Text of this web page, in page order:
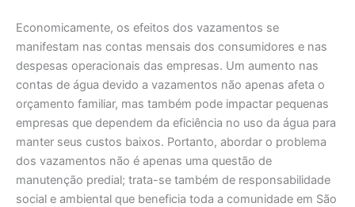
Economicamente, os efeitos dos vazamentos se
manifestam nas contas mensais dos consumidores e nas
despesas operacionais das empresas. Um aumento nas
contas de água devido a vazamentos não apenas afeta o
orçamento familiar, mas também pode impactar pequenas
empresas que dependem da eficiência no uso da água para
manter seus custos baixos. Portanto, abordar o problema
dos vazamentos não é apenas uma questão de
manutenção predial; trata-se também de responsabilidade
social e ambiental que beneficia toda a comunidade em São